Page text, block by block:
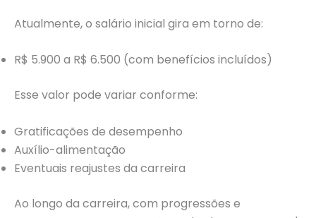
Atualmente, o salário inicial gira em torno de:
R$ 5.900 a R$ 6.500 (com benefícios incluídos)
Esse valor pode variar conforme:
Gratificações de desempenho
Auxílio-alimentação
Eventuais reajustes da carreira
Ao longo da carreira, com progressões e